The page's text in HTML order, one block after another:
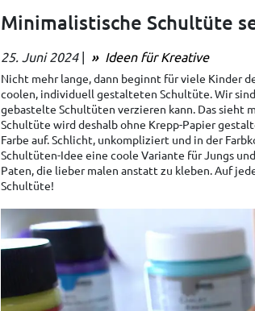
Minimalistische Schultüte
25. Juni 2024 | Ideen für Kreative
Nicht mehr lange, dann beginnt für viele Kinder
coolen, individuell gestalteten Schultüte. Wir
gebastelte Schultüten verzieren kann. Das sieht
Schultüte wird deshalb ohne Krepp-Papier
Farbe auf. Schlicht, unkompliziert und in der
Schultüten-Idee eine coole Variante für Jungs
Paten, die lieber malen anstatt zu kleben. Auf
Schultüte!